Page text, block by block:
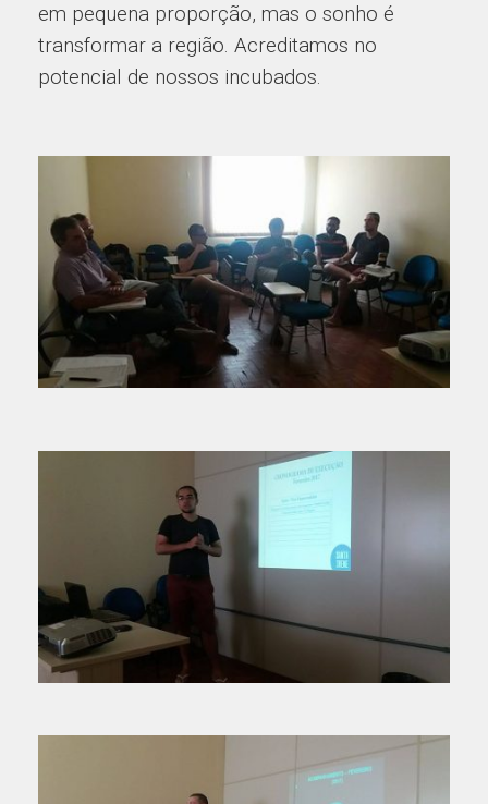
em pequena proporção, mas o sonho é
transformar a região. Acreditamos no
potencial de nossos incubados.